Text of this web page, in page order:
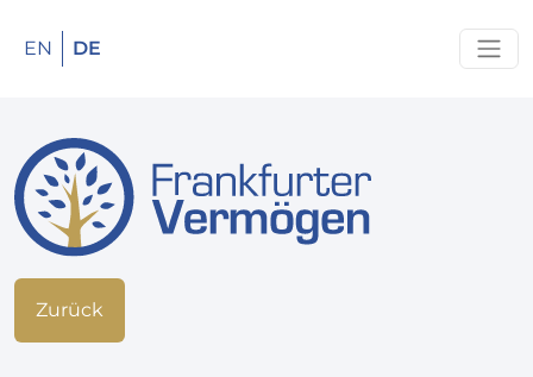
EN DE
Zurück